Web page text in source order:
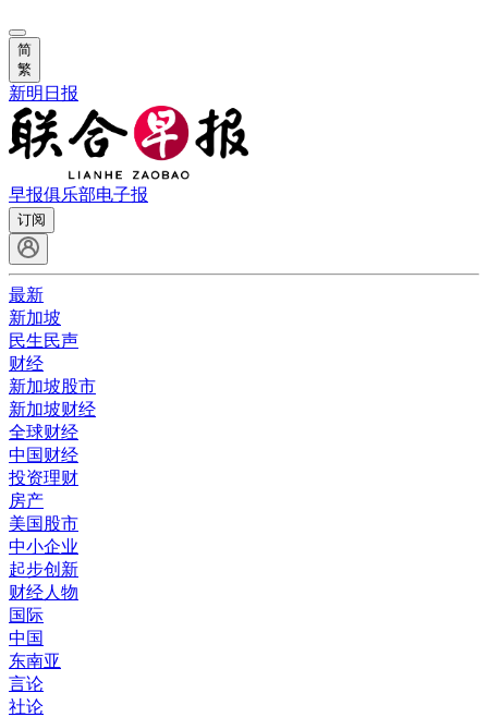
简
繁
新明日报
早报俱乐部电子报
订阅
最新
新加坡
民生民声
财经
新加坡股市
新加坡财经
全球财经
中国财经
投资理财
房产
美国股市
中小企业
起步创新
财经人物
国际
中国
东南亚
言论
社论